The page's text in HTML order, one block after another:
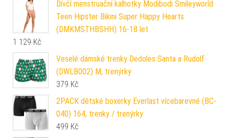
Dívčí menstruační kalhotky Modibodi Smileyworld
Teen Hipster Bikini Super Happy Hearts
(DMKMSTHBSHH) 16-18 let
1 129 Kč
Veselé dámské trenky Dedoles Santa a Rudolf
(DWLB002) M, trenýrky
379 Kč
2PACK dětské boxerky Everlast vícebarevné (BC-
040) 164, trenky / trenýrky
499 Kč